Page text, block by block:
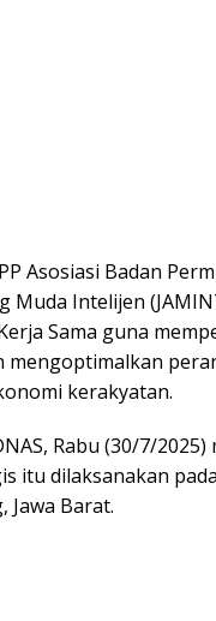
Asosiasi Badan
Muda Intelijen
Sama guna
mengoptimalkan
kerakyatan.
Rabu (30/7/
itu dilaksanakan
Jawa Barat.